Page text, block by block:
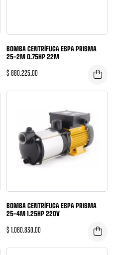
BOMBA CENTRÍFUGA ESPA PRISMA
25-2M 0.75HP 22M
$ 880.225,00
BOMBA CENTRÍFUGA ESPA PRISMA
25-4M 1.25HP 220V
$ 1.060.830,00